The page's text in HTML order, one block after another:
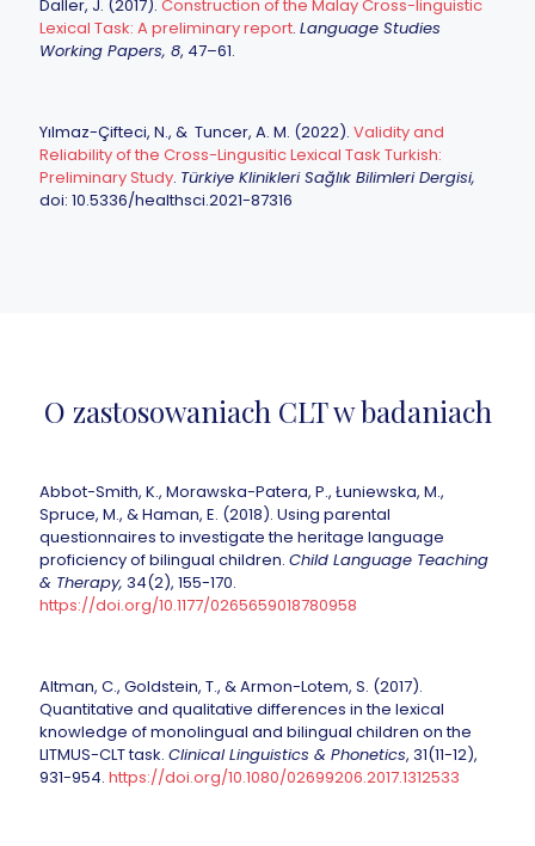
Daller, J. (2017). Construction of the Malay Cross-linguistic
Lexical Task: A preliminary report. Language Studies
Working Papers, 8, 47–61.
Yılmaz-Çifteci, N., & Tuncer, A. M. (2022). Validity and
Reliability of the Cross-Lingusitic Lexical Task Turkish:
Preliminary Study. Türkiye Klinikleri Sağlık Bilimleri Dergisi,
doi: 10.5336/healthsci.2021-87316
O zastosowaniach CLT w badaniach
Abbot-Smith, K., Morawska-Patera, P., Łuniewska, M.,
Spruce, M., & Haman, E. (2018). Using parental
questionnaires to investigate the heritage language
proficiency of bilingual children. Child Language Teaching
& Therapy, 34(2), 155-170.
https://doi.org/10.1177/0265659018780958
Altman, C., Goldstein, T., & Armon-Lotem, S. (2017).
Quantitative and qualitative differences in the lexical
knowledge of monolingual and bilingual children on the
LITMUS-CLT task. Clinical Linguistics & Phonetics, 31(11-12),
931-954. https://doi.org/10.1080/02699206.2017.1312533